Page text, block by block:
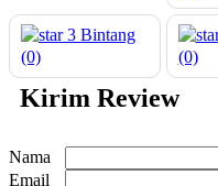
3 Bintang
(0)
(0)
Kirim Review
Nama
Email